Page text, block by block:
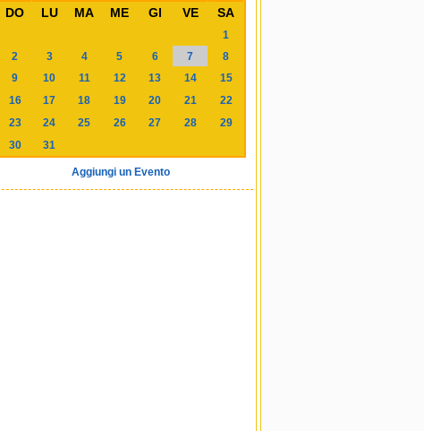
DO LU MA ME GI VE SA
1
2
3 4 5 6 7
8
9
10 11 12 13 14
15
16
17 18 19 20 21
22
23
24 25 26 27 28
29
30
31
Aggiungi un Evento